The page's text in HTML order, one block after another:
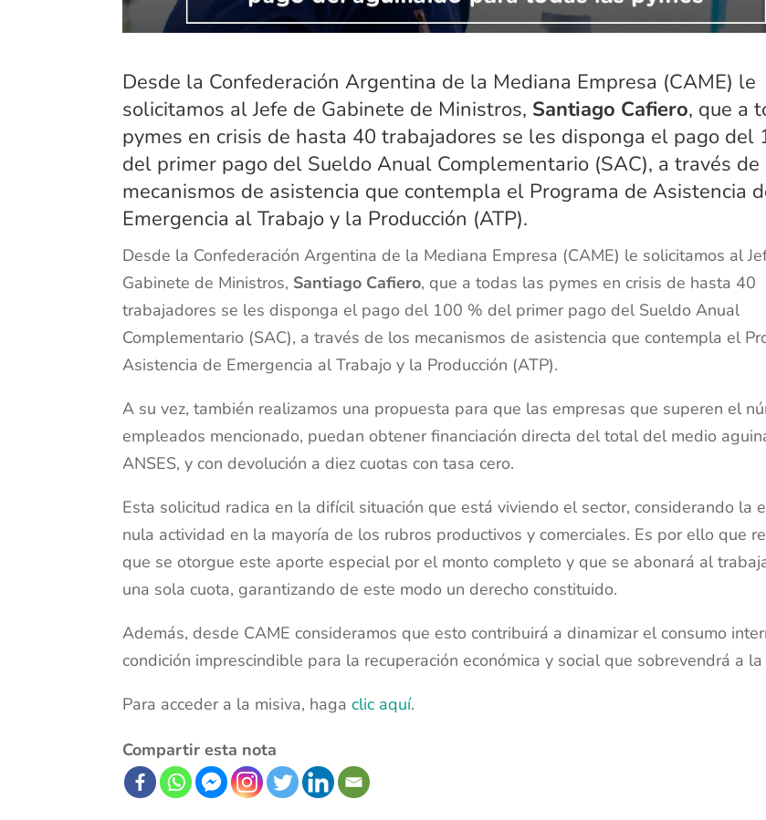
Desde la Confederación Argentina de la Mediana Empresa (CAME) le
solicitamos al Jefe de Gabinete de Ministros, Santiago Cafiero, que a
pymes en crisis de hasta 40 trabajadores se les disponga el pago del
del primer pago del Sueldo Anual Complementario (SAC), a través de
mecanismos de asistencia que contempla el Programa de Asistencia
Emergencia al Trabajo y la Producción (ATP).
Desde la Confederación Argentina de la Mediana Empresa (CAME) le solicitamos al
Gabinete de Ministros, Santiago Cafiero, que a todas las pymes en crisis de hasta 40
trabajadores se les disponga el pago del 100 % del primer pago del Sueldo Anual
Complementario (SAC), a través de los mecanismos de asistencia que contempla el
Asistencia de Emergencia al Trabajo y la Producción (ATP).
A su vez, también realizamos una propuesta para que las empresas que superen el
empleados mencionado, puedan obtener financiación directa del total del medio
ANSES, y con devolución a diez cuotas con tasa cero.
Esta solicitud radica en la difícil situación que está viviendo el sector, considerando la
nula actividad en la mayoría de los rubros productivos y comerciales. Es por ello que
que se otorgue este aporte especial por el monto completo y que se abonará al
una sola cuota, garantizando de este modo un derecho constituido.
Además, desde CAME consideramos que esto contribuirá a dinamizar el consumo
condición imprescindible para la recuperación económica y social que sobrevendrá a
Para acceder a la misiva, hagaclic aquí.
Compartir esta nota